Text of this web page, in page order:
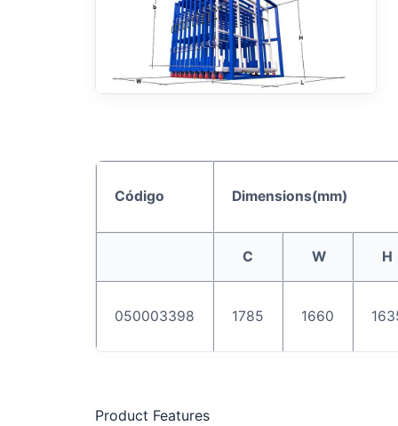
Código Dimensions(mm)
C W H
050003398 1785 1660
Product Features